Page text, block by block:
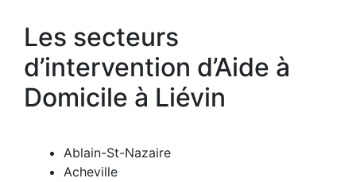
Les secteurs
d’intervention d’Aide à
Domicile à Liévin
Ablain-St-Nazaire
Acheville